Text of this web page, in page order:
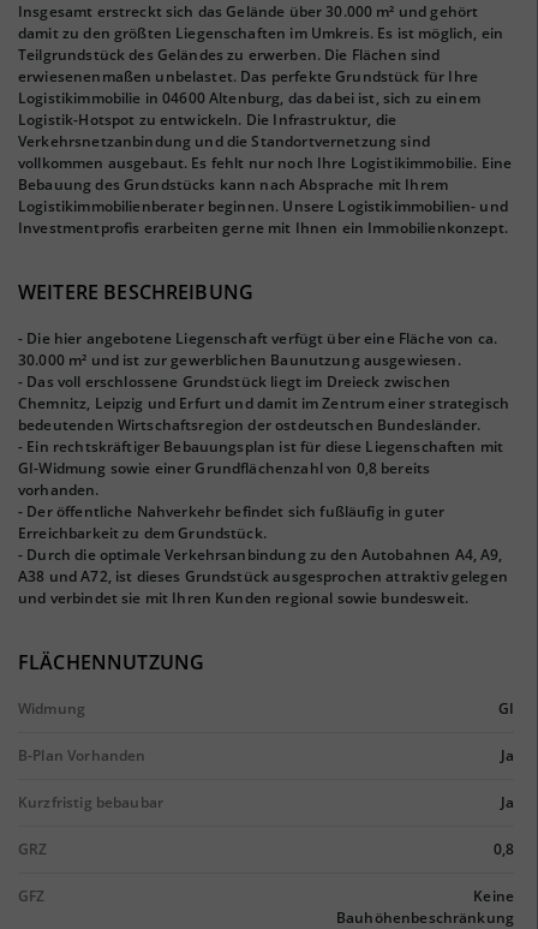
Insgesamt erstreckt sich das Gelände über 30.000 m² und gehört
damit zu den größten Liegenschaften im Umkreis. Es ist möglich, ein
Teilgrundstück des Geländes zu erwerben. Die Flächen sind
erwiesenenmaßen unbelastet. Das perfekte Grundstück für Ihre
Logistikimmobilie in 04600 Altenburg, das dabei ist, sich zu einem
Logistik-Hotspot zu entwickeln. Die Infrastruktur, die
Verkehrsnetzanbindung und die Standortvernetzung sind
vollkommen ausgebaut. Es fehlt nur noch Ihre Logistikimmobilie. Eine
Bebauung des Grundstücks kann nach Absprache mit Ihrem
Logistikimmobilienberater beginnen. Unsere Logistikimmobilien- und
Investmentprofis erarbeiten gerne mit Ihnen ein Immobilienkonzept.
WEITERE BESCHREIBUNG
- Die hier angebotene Liegenschaft verfügt über eine Fläche von ca.
30.000 m² und ist zur gewerblichen Baunutzung ausgewiesen.
- Das voll erschlossene Grundstück liegt im Dreieck zwischen
Chemnitz, Leipzig und Erfurt und damit im Zentrum einer strategisch
bedeutenden Wirtschaftsregion der ostdeutschen Bundesländer.
- Ein rechtskräftiger Bebauungsplan ist für diese Liegenschaften mit
GI-Widmung sowie einer Grundflächenzahl von 0,8 bereits
vorhanden.
- Der öffentliche Nahverkehr befindet sich fußläufig in guter
Erreichbarkeit zu dem Grundstück.
- Durch die optimale Verkehrsanbindung zu den Autobahnen A4, A9,
A38 und A72, ist dieses Grundstück ausgesprochen attraktiv gelegen
und verbindet sie mit Ihren Kunden regional sowie bundesweit.
FLÄCHENNUTZUNG
Widmung GI
B-Plan Vorhanden Ja
Kurzfristig bebaubar Ja
GRZ 0,8
GFZ
Keine
Bauhöhenbeschränkung